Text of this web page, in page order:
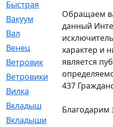
Быстрая
Вакуум
[23]
Вал
[194]
Венец
[16]
Ветровик
[132]
Ветровики
[2]
Вилка
[15]
Вкладыш
[41]
Вкладыши
Обращаем
данный
характер и
является
437
Благодарим